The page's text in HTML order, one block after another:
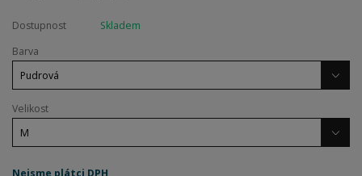
Dostupnost
Skladem
Barva
Velikost
Nejsme plátci DPH